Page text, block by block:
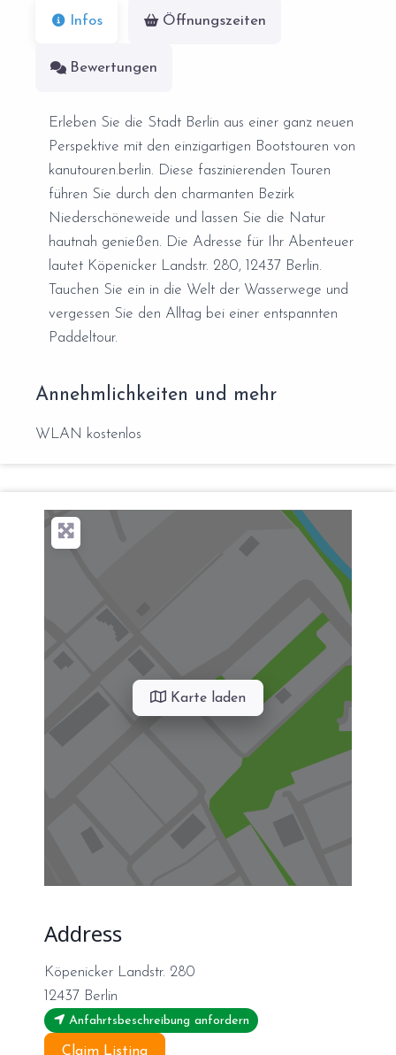
Infos Öffnungszeiten
Bewertungen
Erleben Sie die Stadt Berlin aus einer ganz neuen
Perspektive mit den einzigartigen Bootstouren von
kanutouren.berlin. Diese faszinierenden Touren
führen Sie durch den charmanten Bezirk
Niederschöneweide und lassen Sie die Natur
hautnah genießen. Die Adresse für Ihr Abenteuer
lautet Köpenicker Landstr. 280, 12437 Berlin.
Tauchen Sie ein in die Welt der Wasserwege und
vergessen Sie den Alltag bei einer entspannten
Paddeltour.
Annehmlichkeiten und mehr
WLAN kostenlos
Karte laden
Address
Köpenicker Landstr. 280
12437 Berlin
Anfahrtsbeschreibung anfordern
Claim Listing